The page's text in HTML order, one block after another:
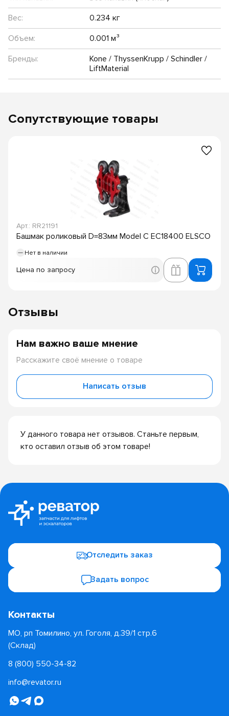
Вес:
0.234 кг
Объем:
0.001 м³
Бренды:
Kone / ThyssenKrupp / Schindler /
LiftMaterial
Сопутствующие товары
Арт.: RR21191
Башмак роликовый D=83мм Model C EC18400 ELSCO
Нет в наличии
Цена по запросу
Отзывы
У данного товара нет отзывов. Станьте первым,
кто оставил отзыв об этом товаре!
Нам важно ваше мнение
Расскажите своё мнение о товаре
Написать отзыв
Отследить заказ
Задать вопрос
Контакты
МО, рп Томилино, ул. Гоголя, д.39/1 стр.6
(Склад)
8 (800) 550-34-82
info@revator.ru